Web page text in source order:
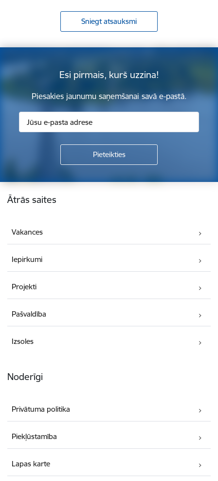
Sniegt atsauksmi
Esi pirmais, kurš uzzina!
Piesakies jaunumu saņemšanai savā e-pastā.
Kājene
Ātrās saites
Vakances
Iepirkumi
Projekti
Pašvaldība
Izsoles
Noderīgi
Privātuma politika
Piekļūstamība
Lapas karte